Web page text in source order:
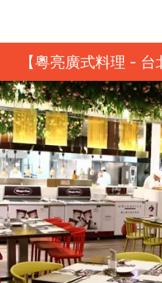
【粵亮廣式料理 -
8 折起